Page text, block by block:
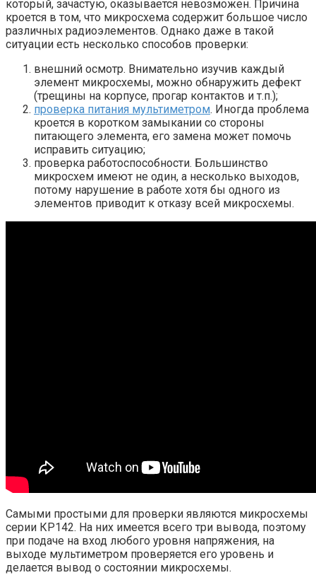
который, зачастую, оказывается невозможен. Причина
кроется в том, что микросхема содержит большое число
различных радиоэлементов. Однако даже в такой
ситуации есть несколько способов проверки:
внешний осмотр. Внимательно изучив каждый
элемент микросхемы, можно обнаружить дефект
(трещины на корпусе, прогар контактов и т.п.);
проверка питания мультиметром. Иногда проблема
кроется в коротком замыкании со стороны
питающего элемента, его замена может помочь
исправить ситуацию;
проверка работоспособности. Большинство
микросхем имеют не один, а несколько выходов,
потому нарушение в работе хотя бы одного из
элементов приводит к отказу всей микросхемы.
Самыми простыми для проверки являются микросхемы
серии КР142. На них имеется всего три вывода, поэтому
при подаче на вход любого уровня напряжения, на
выходе мультиметром проверяется его уровень и
делается вывод о состоянии микросхемы.